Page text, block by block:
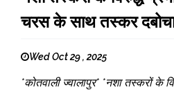
चरस के साथ तस्कर
Wed Oct 29 , 2025
*कोतवाली ज्वालापुर* *नशा तस्करों के